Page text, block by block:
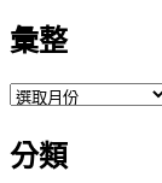
彙整
彙
分類